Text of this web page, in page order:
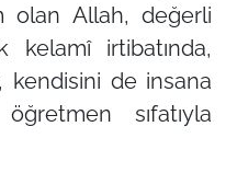
olan Allah, değerli
kelamî irtibatında,
kendisini de insana
sıfatıyla